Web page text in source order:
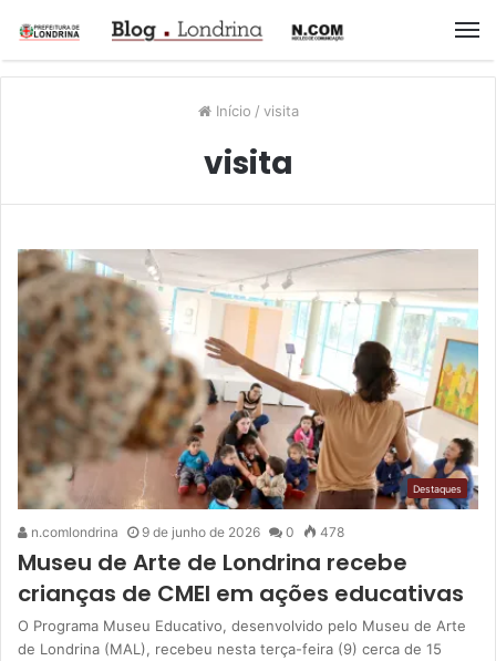
Início / visita
visita
Destaques
n.comlondrina 9 de junho de 2026 0 478
Museu de Arte de Londrina recebe
crianças de CMEI em ações educativas
O Programa Museu Educativo, desenvolvido pelo Museu de Arte
de Londrina (MAL), recebeu nesta terça-feira (9) cerca de 15